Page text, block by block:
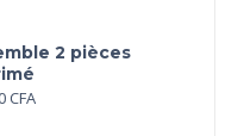
2 pièces
CFA